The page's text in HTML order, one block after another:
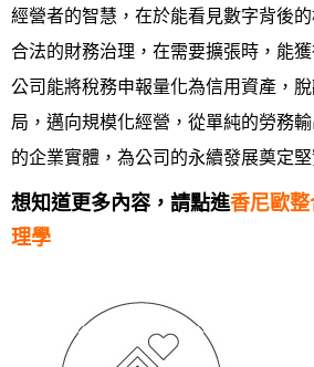
經營者的智慧，在於能看見數字背後
合法的財務治理，在需要擴張時，能
公司能將稅務申報量化為信用資產，
局，邁向規模化經營，從單純的勞務
的企業實體，為公司的永續發展奠定
想知道更多內容，請點進香尼歐
理學